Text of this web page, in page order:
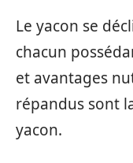
Le yacon se
chacun
et avantages
répandus sont
yacon.